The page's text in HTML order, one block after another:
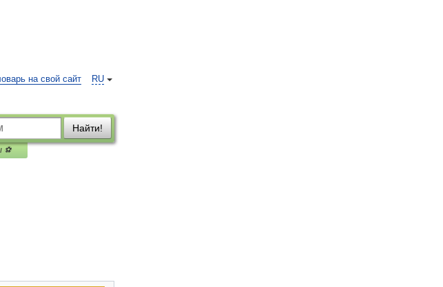
RU
на свой сайт
Найти!
⚽